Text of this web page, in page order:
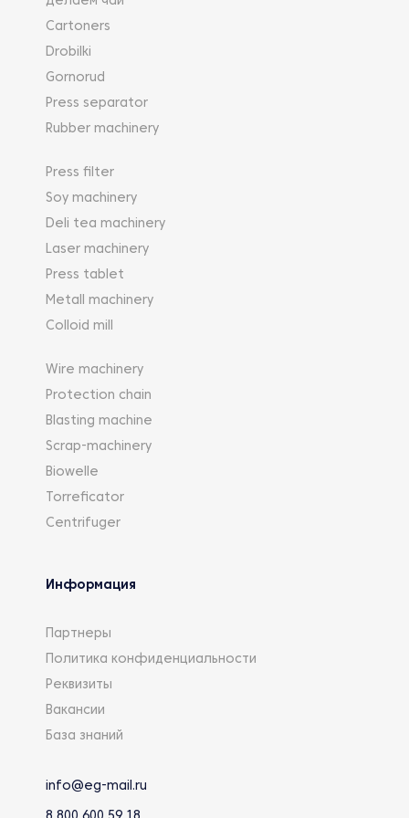
Cartoners
Drobilki
Gornorud
Press separator
Rubber machinery
Press filter
Soy machinery
Deli tea machinery
Laser machinery
Press tablet
Metall machinery
Colloid mill
Wire machinery
Protection chain
Blasting machine
Scrap-machinery
Biowelle
Torreficator
Centrifuger
Информация
Партнеры
Политика конфиденциальности
Реквизиты
Вакансии
База знаний
info@eg-mail.ru